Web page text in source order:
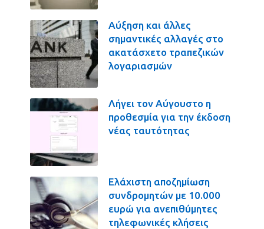
Αύξηση και άλλες
σημαντικές αλλαγές στο
ακατάσχετο τραπεζικών
λογαριασμών
Λήγει τον Αύγουστο η
προθεσμία για την έκδοση
νέας ταυτότητας
Ελάχιστη αποζημίωση
συνδρομητών με 10.000
ευρώ για ανεπιθύμητες
τηλεφωνικές κλήσεις